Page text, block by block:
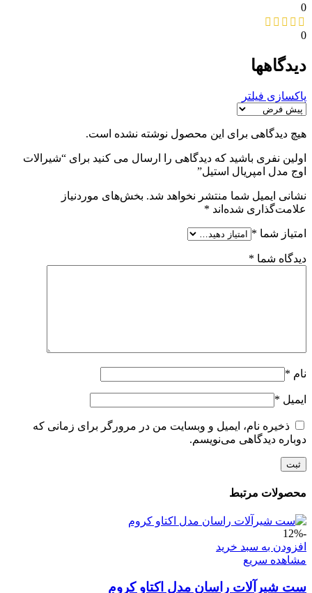
0
0
دیدگاهها
پاکسازی فیلتر
هیچ دیدگاهی برای این محصول نوشته نشده است.
اولین نفری باشید که دیدگاهی را ارسال می کنید برای “شیرالات
اوج مدل امپریال استیل”
نشانی ایمیل شما منتشر نخواهد شد. بخش‌های موردنیاز
علامت‌گذاری شده‌اند *
امتیاز شما *
دیدگاه شما *
نام *
ایمیل *
ذخیره نام، ایمیل و وبسایت من در مرورگر برای زمانی که
دوباره دیدگاهی می‌نویسم.
محصولات مرتبط
-12%
افزودن به سبد خرید
مشاهده سریع
ست شیرآلات راسان مدل اکتاو کروم